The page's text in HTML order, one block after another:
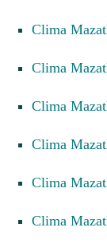
Clima
Clima
Clima
Clima
Clima
Clima